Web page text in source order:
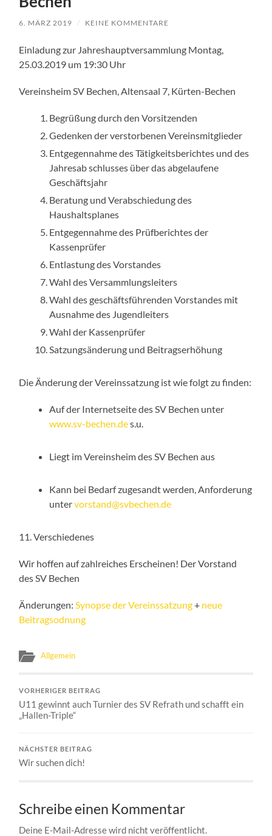
6. MÄRZ 2019 / KEINE KOMMENTARE
Einladung zur Jahreshauptversammlung Montag,
25.03.2019 um 19:30 Uhr
Vereinsheim SV Bechen, Altensaal 7, Kürten-Bechen
Begrüßung durch den Vorsitzenden
Gedenken der verstorbenen Vereinsmitglieder
Entgegennahme des Tätigkeitsberichtes und des
Jahresab schlusses über das abgelaufene
Geschäftsjahr
Beratung und Verabschiedung des
Haushaltsplanes
Entgegennahme des Prüfberichtes der
Kassenprüfer
Entlastung des Vorstandes
Wahl des Versammlungsleiters
Wahl des geschäftsführenden Vorstandes mit
Ausnahme des Jugendleiters
Wahl der Kassenprüfer
Satzungsänderung und Beitragserhöhung
Die Änderung der Vereinssatzung ist wie folgt zu finden:
Auf der Internetseite des SV Bechen unter
www.sv-bechen.des.u.
Liegt im Vereinsheim des SV Bechen aus
Kann bei Bedarf zugesandt werden, Anforderung
untervorstand@svbechen.de
11. Verschiedenes
Wir hoffen auf zahlreiches Erscheinen! Der Vorstand
des SV Bechen
Änderungen: Synopse der Vereinssatzung+ neue
Beitragsodnung
Allgemein
VORHERIGER BEITRAG
U11 gewinnt auch Turnier des SV Refrath und schafft ein
„Hallen-Triple“
NÄCHSTER BEITRAG
Wir suchen dich!
Schreibe einen Kommentar
Deine E-Mail-Adresse wird nicht veröffentlicht.